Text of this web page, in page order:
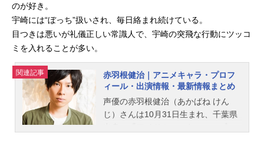
のが好き。
宇崎には“ぼっち”扱いされ、毎日絡まれ続けている。
目つきは悪いが礼儀正しい常識人で、宇崎の突飛な行動にツッコ
ミを入れることが多い。
関連記事
赤羽根健治｜アニメキャラ・プロフ
ィール・出演情報・最新情報まとめ
声優の赤羽根健治（あかばね けん
じ）さんは10月31日生まれ、千葉県